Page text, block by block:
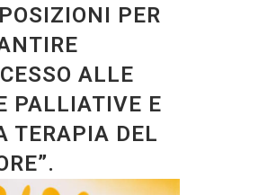
PER
ALLE
PALLIATIVE E
TERAPIA DEL